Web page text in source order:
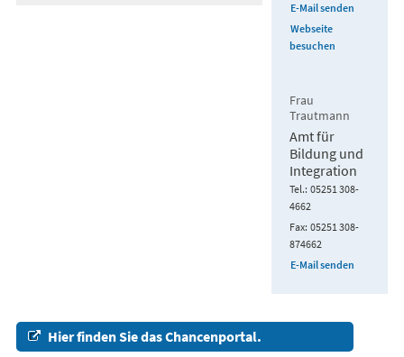
E-Mail senden
Webseite
besuchen
Frau
Trautmann
Amt für
Bildung und
Integration
Tel. 05251 308-
4662
Fax 05251 308-
874662
E-Mail senden
Hier finden Sie das Chancenportal.